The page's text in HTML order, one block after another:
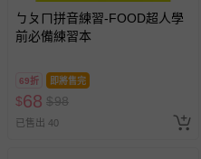
豫期範圍：
易於腐敗、保存期限較
客製化商品（例如客製
報紙、期刊或雜誌（惟
經消費者拆封之影音
ㄅㄆㄇ拼音練習-FOOD超人學
前必備練習本
69折 即將售完
$68 $98
已售出 40